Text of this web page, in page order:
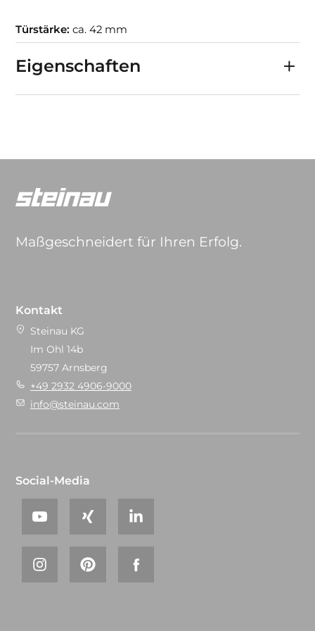
Türstärke: ca. 42 mm
Eigenschaften
Maßgeschneidert für Ihren Erfolg.
Kontakt
Steinau KG
Im Ohl 14b
59757 Arnsberg
+49 2932 4906-9000
info@steinau.com
Social-Media